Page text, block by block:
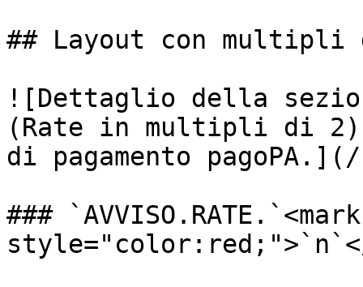
## Layout con multipli
![Dettaglio della
(Rate in multipli di
di pagamento pagoPA.](/
### `AVVISO.RATE.`<mark
style="color:red;">`n`</